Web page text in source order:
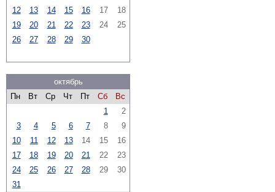
12
13 14 15 16 17
18
19
20 21 22 23 24
25
26
27 28 29 30
октябрь
Пн
Вт Ср Чт Пт Сб
Вс
1
2
3
4 5 6 7 8
9
10
11 12 13 14 15
16
17
18 19 20 21 22
23
24
25 26 27 28 29
30
31